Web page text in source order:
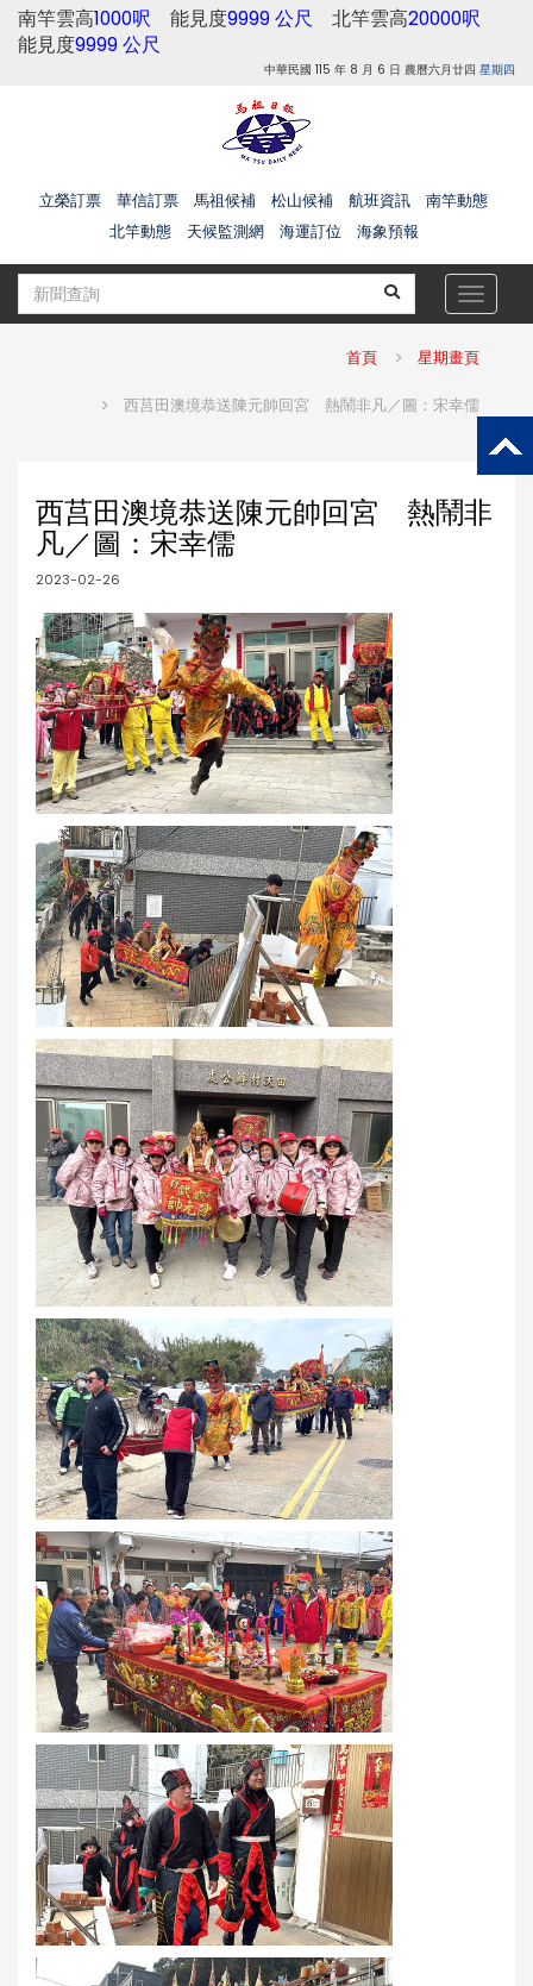
南竿雲高1000呎 能見度9999 公尺 北竿雲高20000呎
能見度9999 公尺
中華民國 115 年 8 月 6 日 農曆六月廿四 星期四
立榮訂票 華信訂票 馬祖候補 松山候補 航班資訊
南竿動態
北竿動態
天候監測網 海運訂位 海象預報
Toggle
首頁 星期畫頁
西莒田澳境恭送陳元帥回宮 熱鬧非凡／圖：宋幸儒
西莒田澳境恭送陳元帥回宮 熱鬧非
凡／圖：宋幸儒
2023-02-26